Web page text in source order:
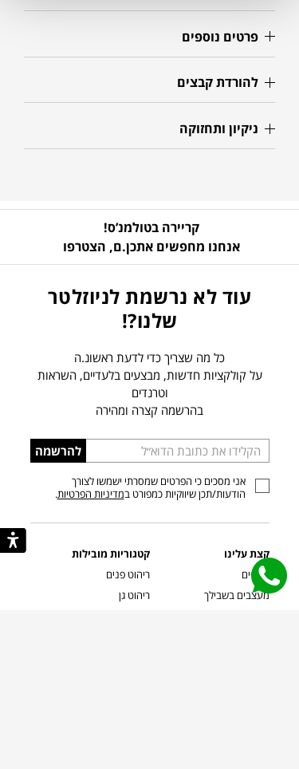
פרטים נוספים
להורדת קבצים
ניקיון ותחזוקה
קריירה בטולמנ’ס!
אנחנו מחפשים אתכן.ם, הצטרפו
עוד לא נרשמת לניוזלטר
שלנו?!
כל מה שצריך כדי לדעת ראשונ.ה
על קולקציות חדשות, מבצעים בלעדיים, השראות
וטרנדים
בהרשמה קצרה ומהירה
הכניסו
כתובת
דוא”ל
להרשמה
אני מסכים כי הפרטים שמסרתי ישמשו לצורך
הודעות/תכן שיווקיות כמפורט במדיניות הפרטיות.
קצת עלינו
סניפים
מעצבים בשבילך
קטגוריות מובילות
ריהוט פנים
ריהוט גן